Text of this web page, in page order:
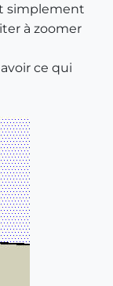
simplement
à zoomer
ce qui